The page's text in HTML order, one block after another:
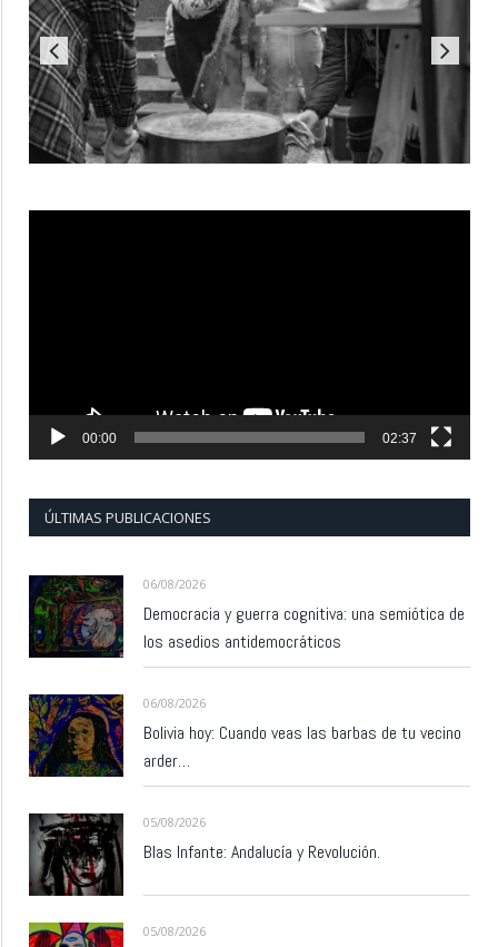
00:00 02:37
ÚLTIMAS PUBLICACIONES
06/08/2026
Democracia y guerra cognitiva: una semiótica de
los asedios antidemocráticos
06/08/2026
Bolivia hoy: Cuando veas las barbas de tu vecino
arder…
05/08/2026
Blas Infante: Andalucía y Revolución.
05/08/2026